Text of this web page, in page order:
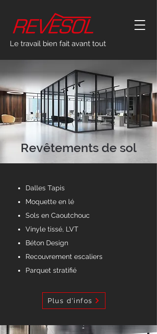
Le travail bien fait avant tout
Revêtements de sol
Dalles Tapis
Moquette en lé
Sols en Caoutchouc
Vinyle tissé, LVT
Béton Design
Recouvrement escaliers
Parquet stratifié
Plus d'infos